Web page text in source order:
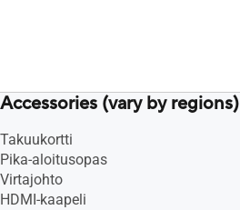
Accessories (vary by regions)
Takuukortti
Pika-aloitusopas
Virtajohto
HDMI-kaapeli